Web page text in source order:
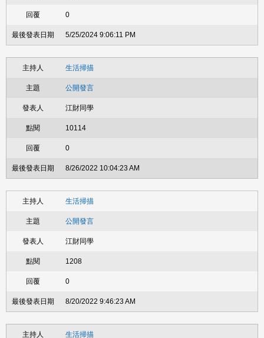
0
5/25/2024 9:06:11 PM
生活掃描
公開發言
江財同學
10114
0
8/26/2022 10:04:23 AM
生活掃描
公開發言
江財同學
1208
0
8/20/2022 9:46:23 AM
生活掃描